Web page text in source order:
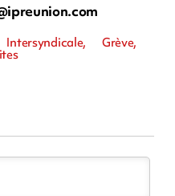
Grève,